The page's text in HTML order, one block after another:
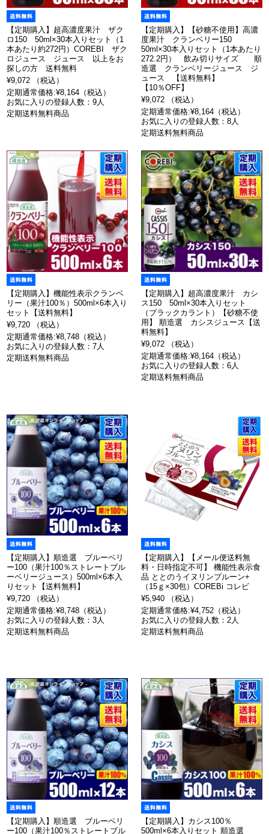
【定期購入】超高濃度果汁 ザク
ロ150 50ml×30本入りセット（1
本あたり約272円）COREBI ザク
ロジュース ジュース 以上をお
探しの方 送料無料
¥9,072 （税込）
定期通常価格:¥8,164（税込）
お気に入りの登録人数：9人
定期送料無料商品
【定期購入】【砂糖不使用】高濃
度果汁 クランベリー150
50ml×30本入りセット（1本あたり
272.2円） 飲み切りサイズ 順
造選 クランベリージュース ジ
ュース 【送料無料】
【10％OFF】
¥9,072 （税込）
定期通常価格:¥8,164（税込）
お気に入りの登録人数：8人
定期送料無料商品
【定期購入】機能性表示クランベ
リー（果汁100％）500ml×6本入り
セット【送料無料】
¥9,720 （税込）
定期通常価格:¥8,748（税込）
お気に入りの登録人数：7人
定期送料無料商品
【定期購入】超高濃度果汁 カシ
ス150 50ml×30本入りセット
（ブラックカラント）【砂糖不使
用】 順造選 カシスジュース【送
料無料】
¥9,072 （税込）
定期通常価格:¥8,164（税込）
お気に入りの登録人数：6人
定期送料無料商品
【定期購入】順造選 ブルーベリ
ー100（果汁100％ストレートブル
ーベリージュース）500ml×6本入
りセット【送料無料】
¥9,720 （税込）
定期通常価格:¥8,748（税込）
お気に入りの登録人数：3人
定期送料無料商品
【定期購入】【メール便送料無
料・日時指定不可】 機能性表示食
品 ととのうイヌリンプルーン+
（15ｇ×30包）COREBi コレビ
¥5,940 （税込）
定期通常価格:¥4,752（税込）
お気に入りの登録人数：2人
定期送料無料商品
【定期購入】順造選 ブルーベリ
ー100（果汁100％ストレートブル
【定期購入】カシス100％
500ml×6本入りセット 順造選